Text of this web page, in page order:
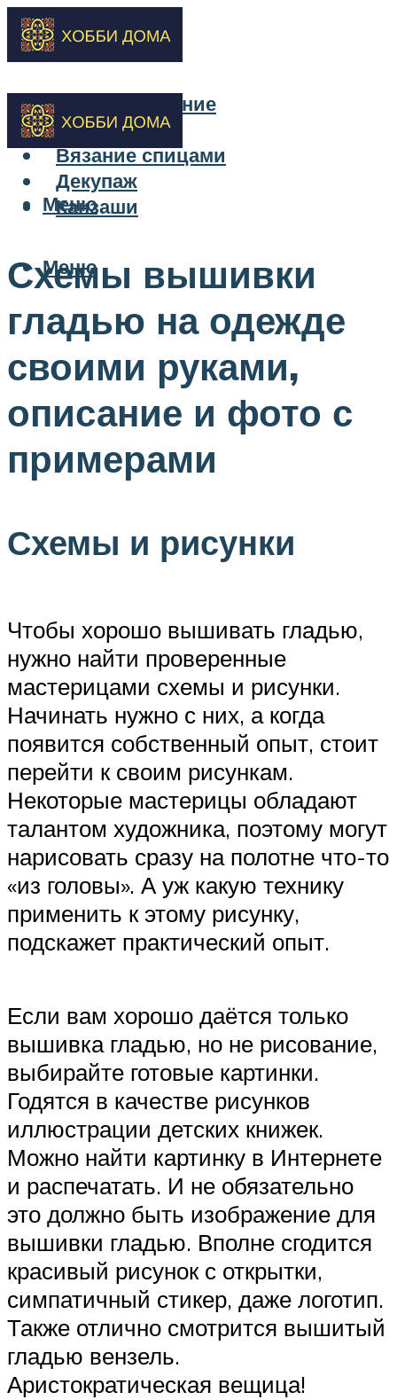
Бисероплетение
Вышивка
Вязание спицами
Декупаж
Канзаши
Меню
Меню
Схемы вышивки
гладью на одежде
своими руками,
описание и фото с
примерами
Схемы и рисунки
Чтобы хорошо вышивать гладью,
нужно найти проверенные
мастерицами схемы и рисунки.
Начинать нужно с них, а когда
появится собственный опыт, стоит
перейти к своим рисункам.
Некоторые мастерицы обладают
талантом художника, поэтому могут
нарисовать сразу на полотне что-то
«из головы». А уж какую технику
применить к этому рисунку,
подскажет практический опыт.
Если вам хорошо даётся только
вышивка гладью, но не рисование,
выбирайте готовые картинки.
Годятся в качестве рисунков
иллюстрации детских книжек.
Можно найти картинку в Интернете
и распечатать. И не обязательно
это должно быть изображение для
вышивки гладью. Вполне сгодится
красивый рисунок с открытки,
симпатичный стикер, даже логотип.
Также отлично смотрится вышитый
гладью вензель.
Аристократическая вещица!